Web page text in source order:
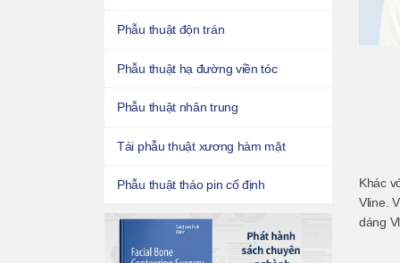
Khác
Vline.
dáng
Phẫu thuật độn trán
Phẫu thuật hạ đường viền tóc
Phẫu thuật nhân trung
Tái phẫu thuật xương hàm mặt
Phẫu thuật tháo pin cố định